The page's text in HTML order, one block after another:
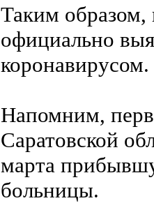
Таким образом,
официально
коронавирусом.
Напомним,
Саратовской
марта
больницы.